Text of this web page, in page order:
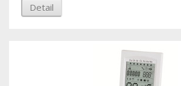
Detail